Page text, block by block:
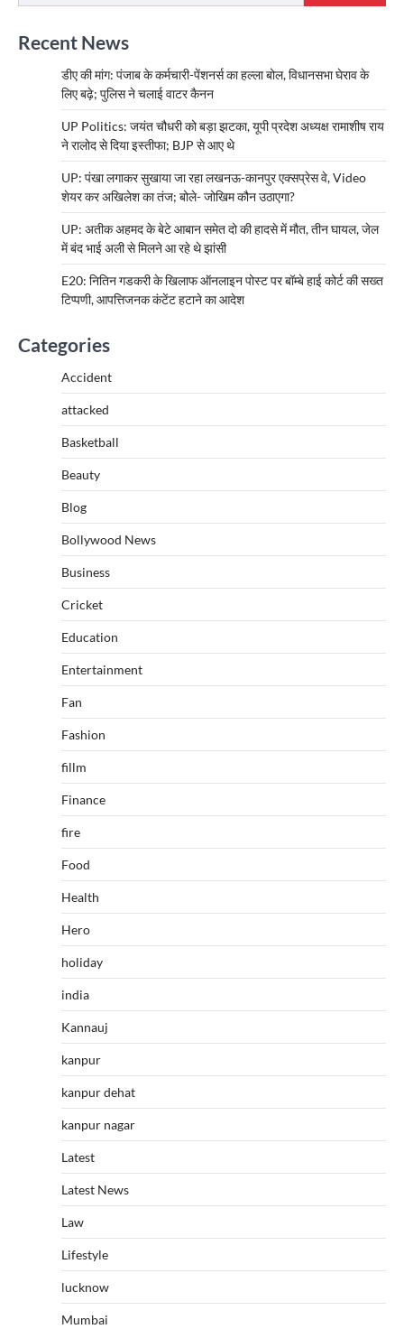
Recent News
डीए की मांग: पंजाब के कर्मचारी-पेंशनर्स का हल्ला बोल, विधानसभा घेराव के
लिए बढ़े; पुलिस ने चलाई वाटर कैनन
UP Politics: जयंत चौधरी को बड़ा झटका, यूपी प्रदेश अध्यक्ष रामाशीष राय
ने रालोद से दिया इस्तीफा; BJP से आए थे
UP: पंखा लगाकर सुखाया जा रहा लखनऊ-कानपुर एक्सप्रेस वे, Video
शेयर कर अखिलेश का तंज; बोले- जोखिम कौन उठाएगा?
UP: अतीक अहमद के बेटे आबान समेत दो की हादसे में मौत, तीन घायल, जेल
में बंद भाई अली से मिलने आ रहे थे झांसी
E20: नितिन गडकरी के खिलाफ ऑनलाइन पोस्ट पर बॉम्बे हाई कोर्ट की सख्त
टिप्पणी, आपत्तिजनक कंटेंट हटाने का आदेश
Categories
Accident
attacked
Basketball
Beauty
Blog
Bollywood News
Business
Cricket
Education
Entertainment
Fan
Fashion
fillm
Finance
fire
Food
Health
Hero
holiday
india
Kannauj
kanpur
kanpur dehat
kanpur nagar
Latest
Latest News
Law
Lifestyle
lucknow
Mumbai